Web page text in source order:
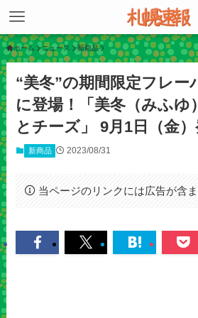
ホーム ニュース 新商品
“美冬”の期間限定フレー
に登場！「美冬（みふゆ
とチーズ」 9月1日（金）
新商品 2023/08/31
当ページのリンクには広告が含ま